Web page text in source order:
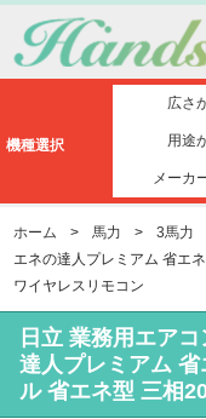
機種選択
広さ
用途
メーカ
ホーム > 馬力 > 3馬力
エネの達人プレミアム 省エ
ワイヤレスリモコン
日立 業務用エア
達人プレミアム
ル 省エネ型 三相